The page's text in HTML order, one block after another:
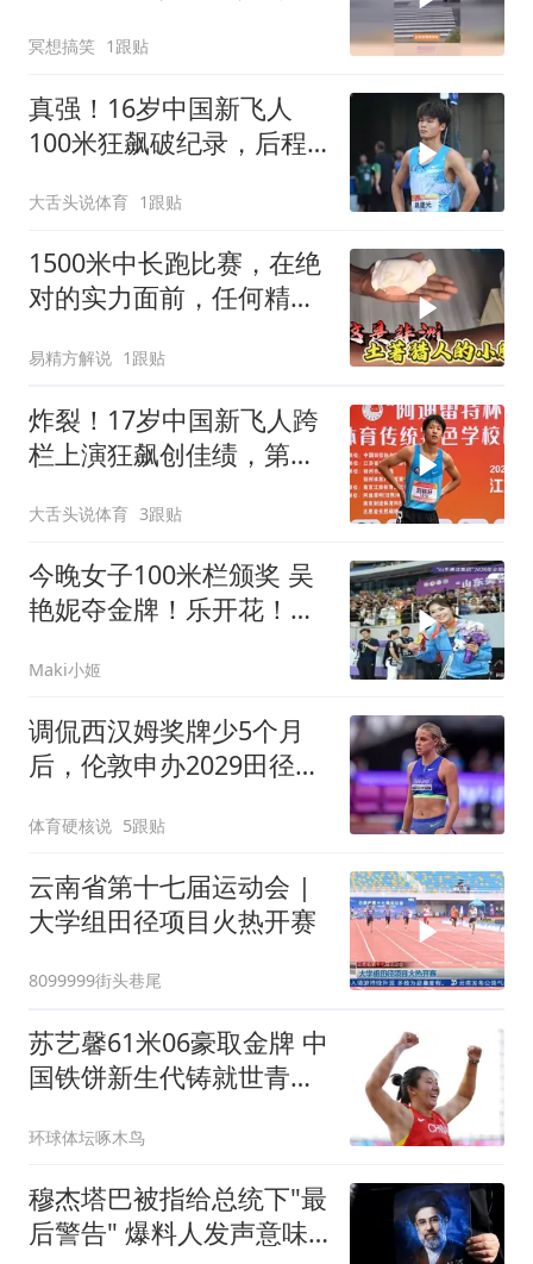
冥想搞笑 1跟贴
真强！16岁中国新飞人
100米狂飙破纪录，后程
大舌头说体育 1跟贴
1500米中长跑比赛，在绝
对的实力面前，任何精心
力！
易精方解说 1跟贴
炸裂！17岁中国新飞人跨
栏上演狂飙创佳绩，第二
大舌头说体育 3跟贴
今晚女子100米栏颁奖 吴
艳妮夺金牌！乐开花！兴
Maki小姬
调侃西汉姆奖牌少5个月
后，伦敦申办2029田径世
体育硬核说 5跟贴
云南省第十七届运动会 |
大学组田径项目火热开赛
8099999街头巷尾
苏艺馨61米06豪取金牌 中
国铁饼新生代铸就世青赛
环球体坛啄木鸟
穆杰塔巴被指给总统下"最
后警告" 爆料人发声意味